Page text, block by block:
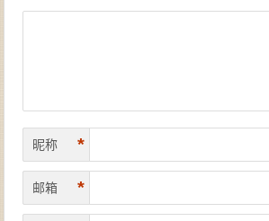
昵称 *
邮箱 *